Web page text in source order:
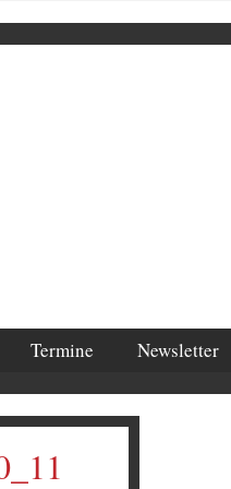
Termine Newsletter